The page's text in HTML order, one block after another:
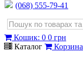
(068) 555-79-41
Кошик: 0 0 грн
Каталог
Корзина